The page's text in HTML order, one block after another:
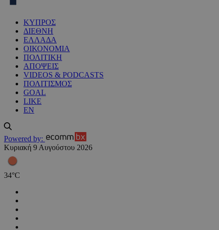
ΚΥΠΡΟΣ
ΔΙΕΘΝΗ
ΕΛΛΑΔΑ
ΟΙΚΟΝΟΜΙΑ
ΠΟΛΙΤΙΚΗ
ΑΠΟΨΕΙΣ
VIDEOS & PODCASTS
ΠΟΛΙΤΙΣΜΟΣ
GOAL
LIKE
EN
Powered by:
Κυριακή 9 Αυγούστου 2026
34°C